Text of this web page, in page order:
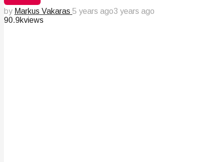
by Markus Vakaras 5 years ago3 years ago
90.9kviews